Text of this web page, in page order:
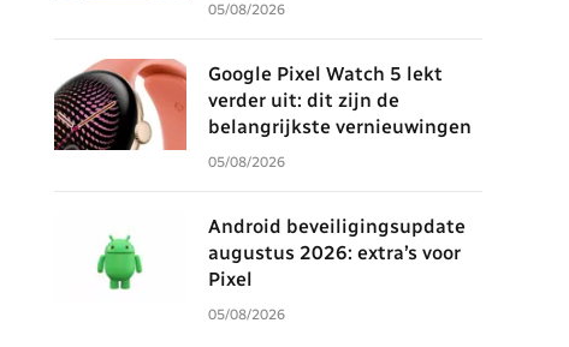
05/08/2026
Google Pixel Watch 5 lekt
verder uit: dit zijn de
belangrijkste vernieuwingen
05/08/2026
Android beveiligingsupdate
augustus 2026: extra’s voor
Pixel
05/08/2026